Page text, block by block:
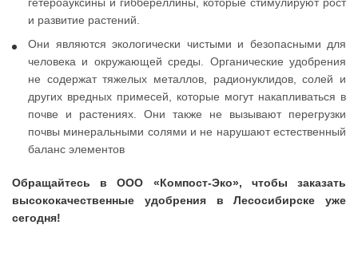
и развитие растений.
Они являются экологически чистыми и безопасными для
человека и окружающей среды. Органические удобрения
не содержат тяжелых металлов, радионуклидов, солей и
других вредных примесей, которые могут накапливаться в
почве и растениях. Они также не вызывают перегрузки
почвы минеральными солями и не нарушают естественный
баланс элементов
Обращайтесь в ООО «Компост-Эко», чтобы заказать
высококачественные удобрения в Лесосибирске уже
сегодня!